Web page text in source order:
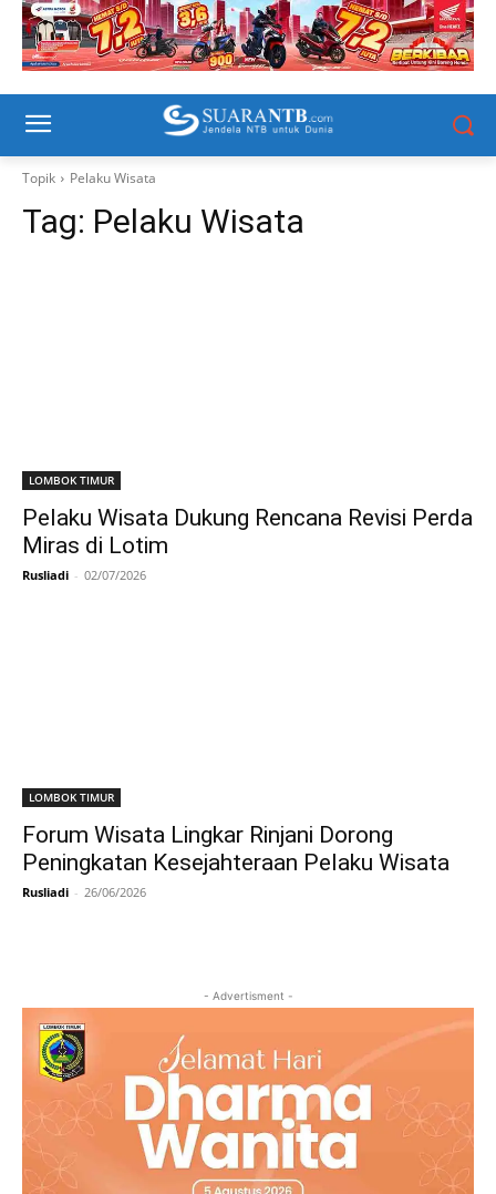
Topik Pelaku Wisata
Tag: Pelaku Wisata
LOMBOK TIMUR
Pelaku Wisata Dukung Rencana Revisi Perda
Miras di Lotim
Rusliadi - 02/07/2026
LOMBOK TIMUR
Forum Wisata Lingkar Rinjani Dorong
Peningkatan Kesejahteraan Pelaku Wisata
Rusliadi - 26/06/2026
- Advertisment -